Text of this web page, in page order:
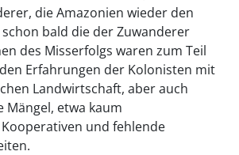
die Amazonien wieder den
bald die der Zuwanderer
des Misserfolgs waren zum Teil
Erfahrungen der Kolonisten mit
Landwirtschaft, aber auch
etwa kaum
und fehlende